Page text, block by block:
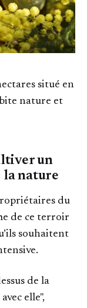
situé en
nature et
un
la nature
du
de ce terroir
souhaitent
de la
elle",